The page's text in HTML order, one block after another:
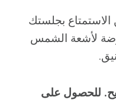
بجلستك
لأشعة الشمس
للحصول على